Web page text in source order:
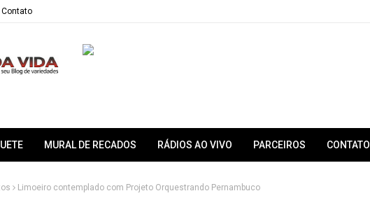
Contato
MURAL DE RECADOS RÁDIOS AO VIVO PARCEIROS CONTATO
Limoeiro contemplado com Projeto Orquestrando Pernambuco